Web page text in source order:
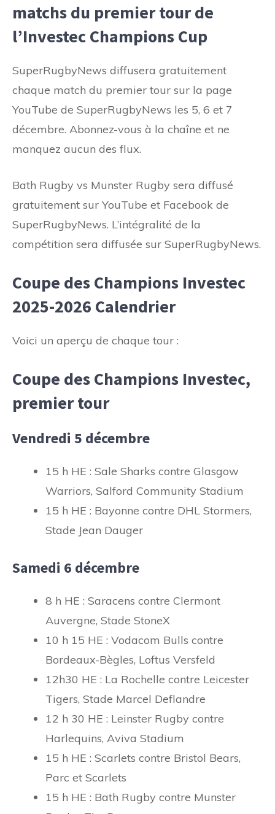
matchs du premier tour de
l’Investec Champions Cup
SuperRugbyNews diffusera gratuitement
chaque match du premier tour sur la page
YouTube de SuperRugbyNews les 5, 6 et 7
décembre. Abonnez-vous à la chaîne et ne
manquez aucun des flux.
Bath Rugby vs Munster Rugby sera diffusé
gratuitement sur YouTube et Facebook de
SuperRugbyNews. L’intégralité de la
compétition sera diffusée sur SuperRugbyNews.
Coupe des Champions Investec
2025-2026 Calendrier
Voici un aperçu de chaque tour :
Coupe des Champions Investec,
premier tour
Vendredi 5 décembre
15 h HE : Sale Sharks contre Glasgow
Warriors, Salford Community Stadium
15 h HE : Bayonne contre DHL Stormers,
Stade Jean Dauger
Samedi 6 décembre
8 h HE : Saracens contre Clermont
Auvergne, Stade StoneX
10 h 15 HE : Vodacom Bulls contre
Bordeaux-Bègles, Loftus Versfeld
12h30 HE : La Rochelle contre Leicester
Tigers, Stade Marcel Deflandre
12 h 30 HE : Leinster Rugby contre
Harlequins, Aviva Stadium
15 h HE : Scarlets contre Bristol Bears,
Parc et Scarlets
15 h HE : Bath Rugby contre Munster